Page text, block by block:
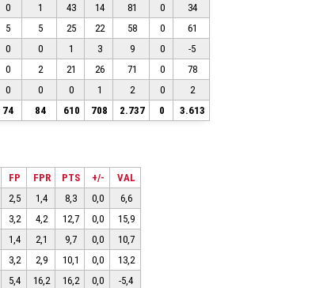
0 1 43 14 81 0
34
5 5 25 22 58 0
61
0 0 1 3 9 0
-5
0 2 21 26 71 0
78
0 0 0 1 2 0
2
74 84 610 708 2.737 0 3.613
FP FPR PTS +/-
VAL
2,5 1,4 8,3 0,0
6,6
3,2 4,2 12,7 0,0
15,9
1,4 2,1 9,7 0,0
10,7
3,2 2,9 10,1 0,0
13,2
5,4 16,2 16,2 0,0
-5,4